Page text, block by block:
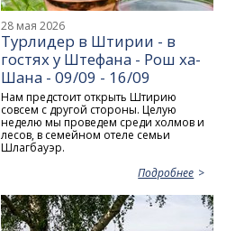
28 мая 2026
Турлидер в Штирии - в
гостях у Штефана - Рош ха-
Шана - 09/09 - 16/09
Нам предстоит открыть Штирию
совсем с другой стороны. Целую
неделю мы проведем среди холмов и
лесов, в семейном отеле семьи
Шлагбауэр.
Подробнее